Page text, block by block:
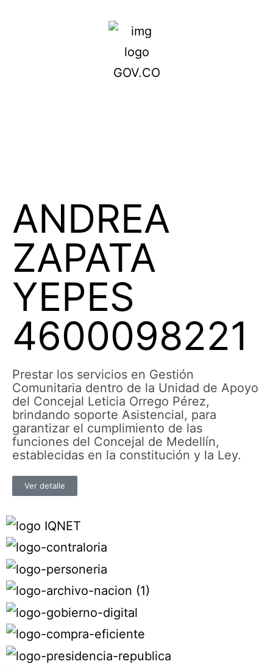
ANDREA
ZAPATA
YEPES
4600098221
Prestar los servicios en Gestión
Comunitaria dentro de la Unidad de Apoyo
del Concejal Leticia Orrego Pérez,
brindando soporte Asistencial, para
garantizar el cumplimiento de las
funciones del Concejal de Medellín,
establecidas en la constitución y la Ley.
Ver detalle